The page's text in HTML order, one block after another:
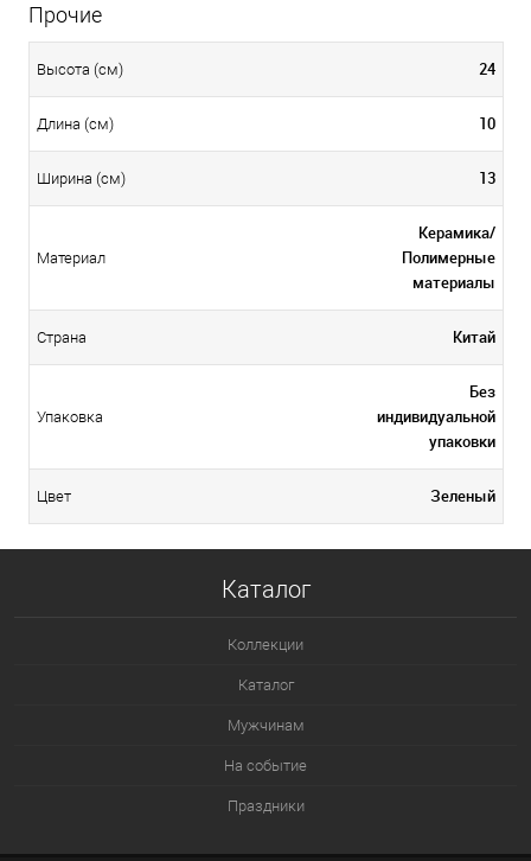
Прочие
Высота (см) 24
Длина (см) 10
Ширина (см) 13
Материал
Керамика/
Полимерные
материалы
Страна Китай
Упаковка
Без
индивидуальной
упаковки
Цвет Зеленый
Каталог
Коллекции
Каталог
Мужчинам
На событие
Праздники